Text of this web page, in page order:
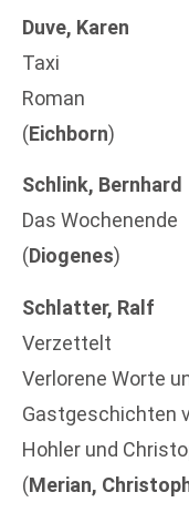
Duve, Karen
Taxi
Roman
(Eichborn)
Schlink, Bernhard
Das Wochenende
(Diogenes)
Schlatter, Ralf
Verzettelt
Verlorene Worte
Gastgeschichten
Hohler und
(Merian,